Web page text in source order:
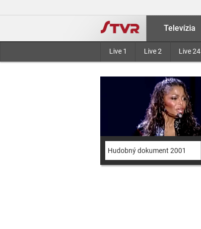
Televízia
Live 1 Live 2 Live 24
Hudobný dokument 2001